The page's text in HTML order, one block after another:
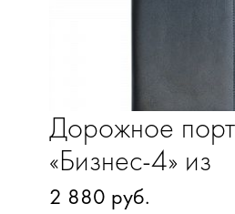
Дорожное
«Бизнес-4» из
натуральной
2 880 руб.